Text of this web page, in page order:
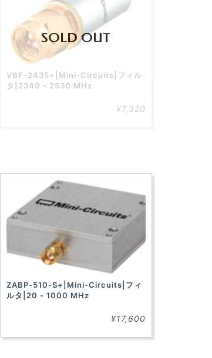
SOLD OUT
VBF-2435+|Mini-Circuits|フィル
タ|2340 - 2530 MHz
¥7,320
ZABP-510-S+|Mini-Circuits|フィ
ルタ|20 - 1000 MHz
¥17,600